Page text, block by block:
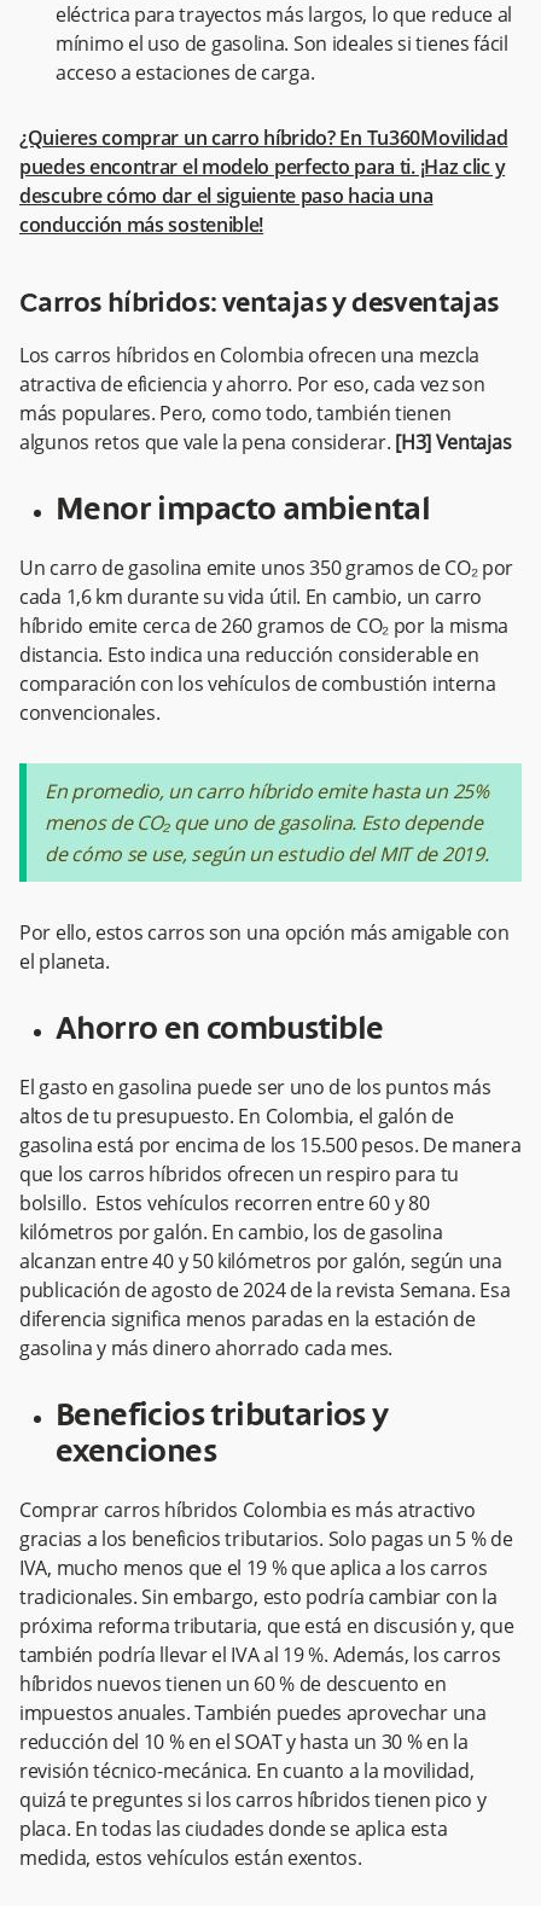
eléctrica para trayectos más largos, lo que reduce al
mínimo el uso de gasolina. Son ideales si tienes fácil
acceso a estaciones de carga​.
¿Quieres comprar un carro híbrido? En Tu360Movilidad
puedes encontrar el modelo perfecto para ti. ¡Haz clic y
descubre cómo dar el siguiente paso hacia una
conducción más sostenible!
Carros híbridos: ventajas y desventajas
Los carros híbridos en Colombia ofrecen una mezcla
atractiva de eficiencia y ahorro. Por eso, cada vez son
más populares. Pero, como todo, también tienen
algunos retos que vale la pena considerar. [H3] Ventajas
Menor impacto ambiental
Un carro de gasolina emite unos 350 gramos de CO₂ por
cada 1,6 km durante su vida útil. En cambio, un carro
híbrido emite cerca de 260 gramos de CO₂ por la misma
distancia. Esto indica una reducción considerable en
comparación con los vehículos de combustión interna
convencionales.
En promedio, un carro híbrido emite hasta un 25%
menos de CO₂ que uno de gasolina. Esto depende
de cómo se use, según un estudio del MIT de 2019.
Por ello, estos carros son una opción más amigable con
el planeta.
Ahorro en combustible
El gasto en gasolina puede ser uno de los puntos más
altos de tu presupuesto. En Colombia, el galón de
gasolina está por encima de los 15.500 pesos. De manera
que los carros híbridos ofrecen un respiro para tu
bolsillo. Estos vehículos recorren entre 60 y 80
kilómetros por galón. En cambio, los de gasolina
alcanzan entre 40 y 50 kilómetros por galón, según una
publicación de agosto de 2024 de la revista Semana​. Esa
diferencia significa menos paradas en la estación de
gasolina y más dinero ahorrado cada mes.
Beneficios tributarios y
exenciones
Comprar carros híbridos Colombia es más atractivo
gracias a los beneficios tributarios. Solo pagas un 5 % de
IVA, mucho menos que el 19 % que aplica a los carros
tradicionales. Sin embargo, esto podría cambiar con la
próxima reforma tributaria, que está en discusión y, que
también podría llevar el IVA al 19 %. Además, los carros
híbridos nuevos tienen un 60 % de descuento en
impuestos anuales. También puedes aprovechar una
reducción del 10 % en el SOAT y hasta un 30 % en la
revisión técnico-mecánica. En cuanto a la movilidad,
quizá te preguntes si los carros híbridos tienen pico y
placa. En todas las ciudades donde se aplica esta
medida, estos vehículos están exentos.